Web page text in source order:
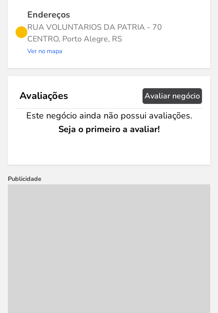
Endereços
RUA VOLUNTARIOS DA PATRIA - 70
CENTRO, Porto Alegre, RS
Ver no mapa
Avaliações Avaliar negócio
Este negócio ainda não possui avaliações.
Seja o primeiro a avaliar!
Publicidade